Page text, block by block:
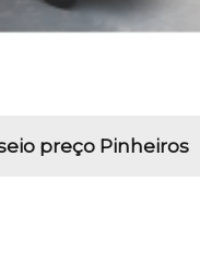
preço Pinheiros